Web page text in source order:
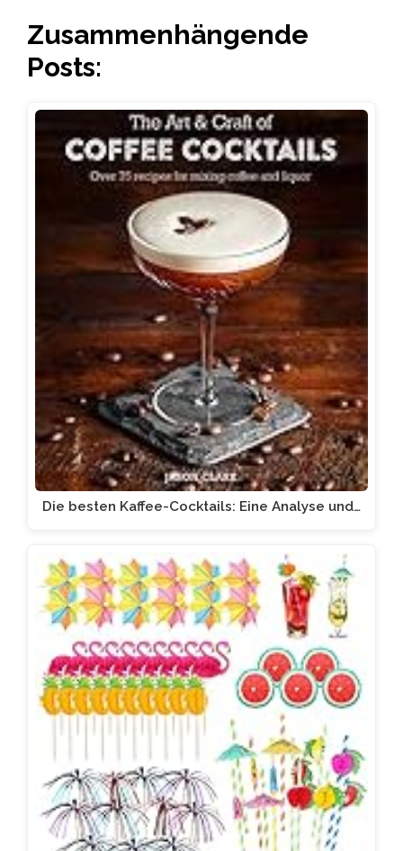
Zusammenhängende
Posts:
Die besten Kaffee-Cocktails: Eine Analyse und…